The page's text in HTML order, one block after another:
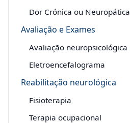
Dor Crónica ou Neuropática
Avaliação e Exames
Avaliação neuropsicológica
Eletroencefalograma
Reabilitação neurológica
Fisioterapia
Terapia ocupacional